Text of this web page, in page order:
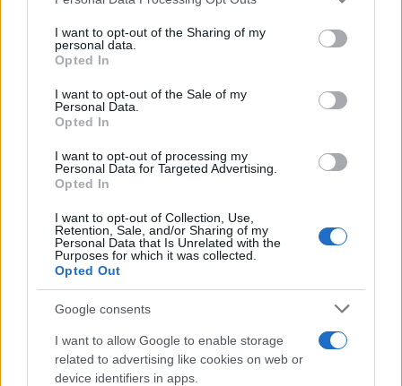
not limited to your visit or usage behaviour. You may click to
grant or deny consent to Google and its third-party tags to
use your data for below specified purposes in below Google
consent section.
I want to opt-out of the Sharing of my
personal data.
Opted In
I want to opt-out of the Sale of my
Personal Data.
Opted In
I want to opt-out of processing my
Personal Data for Targeted Advertising.
Opted In
I want to opt-out of Collection, Use,
Retention, Sale, and/or Sharing of my
Personal Data that Is Unrelated with the
Purposes for which it was collected.
Opted Out
Google consents
I want to allow Google to enable storage
related to advertising like cookies on web or
device identifiers in apps.
Cómo la crisis de refino está afectando los precios de la
gasolina y el diésel
Lucía Herrera · 7 Ago 2026
FINANZAS
Intervención conjunta de Japón y EE.UU. para frenar la caída